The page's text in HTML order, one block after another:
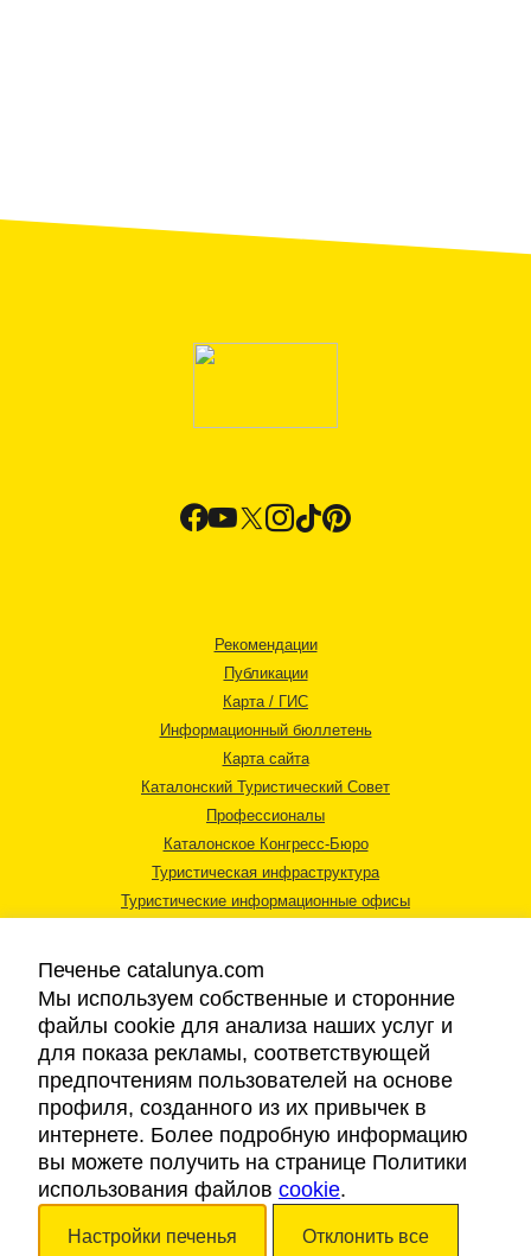
Рекомендации
Публикации
Карта / ГИС
Информационный бюллетень
Карта сайта
Каталонский Туристический Совет
Профессионалы
Каталонское Конгресс-Бюро
Туристическая инфраструктура
Туристические информационные офисы
Правовая информация
Cookies
Доступность
Авторские права © 2026. Каталонский Туристический Совет. Все права
Печенье catalunya.com
Мы используем собственные и сторонние
файлы cookie для анализа наших услуг и
для показа рекламы, соответствующей
предпочтениям пользователей на основе
профиля, созданного из их привычек в
интернете. Более подробную информацию
вы можете получить на странице Политики
использования файлов cookie.
Настройки печенья Отклонить все